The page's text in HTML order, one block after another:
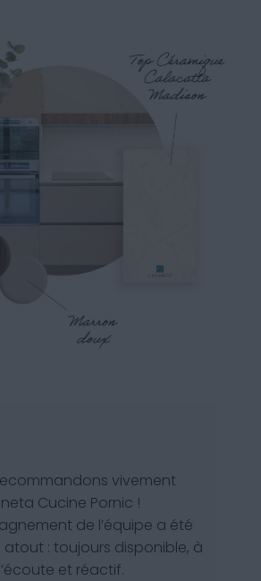
vivement
Cucine Pornic !
de l’équipe a été
: toujours disponible, à
l’écoute et réactif.